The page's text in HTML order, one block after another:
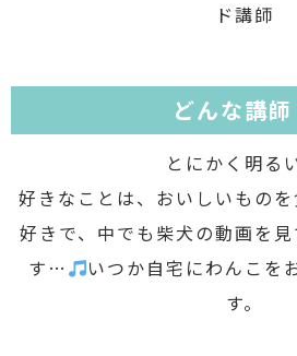
ド講師
どんな講師
とにかく明る
好きなことは、おいしいもの
好きで、中でも柴犬の動画を
す…
いつか自宅にわんこを
す。